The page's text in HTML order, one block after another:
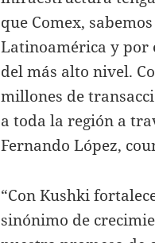
que Comex,
Latinoamérica y por
del más alto nivel.
millones de
a toda la región a
Fernando López,
“Con Kushki
sinónimo de